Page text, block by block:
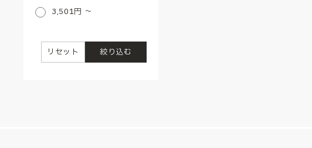
3,501円 ～
絞り込む
リセット